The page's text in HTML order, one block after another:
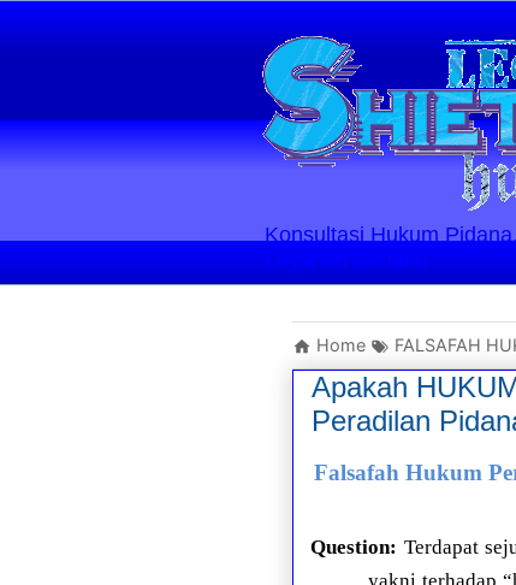
Konsultasi Hukum
Layanan Berlaku
Home FALSAFAH
Apakah
Peradilan
Falsafah Hukum
Question: Terdapat